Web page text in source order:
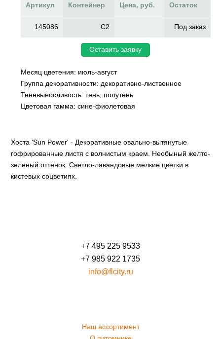
Артикул Контейнер Цена, руб. Остаток
145086 C2 Под заказ
Оставить заявку
Месяц цветения: июль-август
Группа декоративности: декоративно-лиственное
Теневыносливость: тень, полутень
Цветовая гамма: сине-фиолетовая
Хоста 'Sun Power' - Декоративные овально-вытянутые
гофрированные листя с волнистым краем. Необыный желто-
зеленый оттенок. Светло-лавандовые мелкие цветки в
кистевых соцветиях.
+7 495 225 9533
+7 985 922 1735
info@flcity.ru
Наш ассортимент